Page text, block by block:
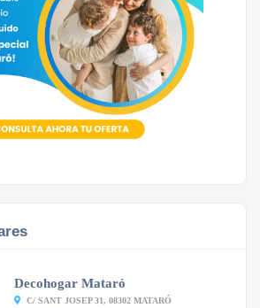
Decohogar Mataró
C/ SANT JOSEP 31, 08302 MATARÓ